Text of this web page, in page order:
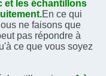
et les échantillons
En ce qui
ne faisons que
pas répondre à
ce que vous soyez